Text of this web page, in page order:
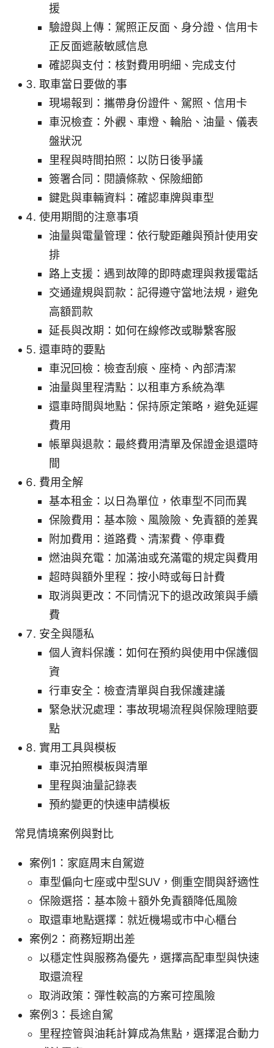
援
驗證與上傳：駕照正反面、身分證、信用卡
正反面遮蔽敏感信息
確認與支付：核對費用明細、完成支付
取車當日要做的事
現場報到：攜帶身份證件、駕照、信用卡
車況檢查：外觀、車燈、輪胎、油量、儀表
盤狀況
里程與時間拍照：以防日後爭議
簽署合同：閱讀條款、保險細節
鍵匙與車輛資料：確認車牌與車型
使用期間的注意事項
油量與電量管理：依行駛距離與預計使用安
排
路上支援：遇到故障的即時處理與救援電話
交通違規與罰款：記得遵守當地法規，避免
高額罰款
延長與改期：如何在線修改或聯繫客服
還車時的要點
車況回檢：檢查刮痕、座椅、內部清潔
油量與里程清點：以租車方系統為準
還車時間與地點：保持原定策略，避免延遲
費用
帳單與退款：最終費用清單及保證金退還時
間
費用全解
基本租金：以日為單位，依車型不同而異
保險費用：基本險、風險險、免責額的差異
附加費用：道路費、清潔費、停車費
燃油與充電：加滿油或充滿電的規定與費用
超時與額外里程：按小時或每日計費
取消與更改：不同情況下的退改政策與手續
費
安全與隱私
個人資料保護：如何在預約與使用中保護個
資
行車安全：檢查清單與自我保護建議
緊急狀況處理：事故現場流程與保險理賠要
點
實用工具與模板
車況拍照模板與清單
里程與油量記錄表
預約變更的快速申請模板
常見情境案例與對比
案例1：家庭周末自駕遊
車型偏向七座或中型SUV，側重空間與舒適性
保險選搭：基本險＋額外免責額降低風險
取還車地點選擇：就近機場或市中心櫃台
案例2：商務短期出差
以穩定性與服務為優先，選擇高配車型與快速
取還流程
取消政策：彈性較高的方案可控風險
案例3：長途自駕
里程控管與油耗計算成為焦點，選擇混合動力